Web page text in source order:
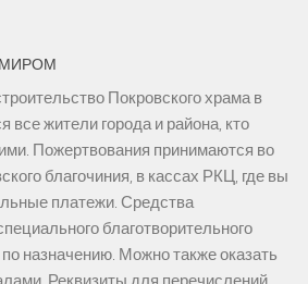
Покровского храма в
все жители города и района, кто
Пожертвования принимаются во
благочиния, в кассах РКЦ, где вы
платежи. Средства
благотворительного
назначению. Можно также оказать